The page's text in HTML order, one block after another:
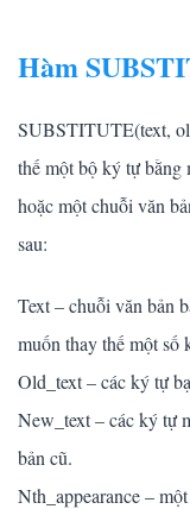
Hàm
SUBSTITUTE(text,
thế một bộ ký tự
hoặc một chuỗi văn
sau:
Text – chuỗi văn bản
muốn thay thế một số
Old_text – các ký tự
New_text – các ký tự
bản cũ.
Nth_appearance –